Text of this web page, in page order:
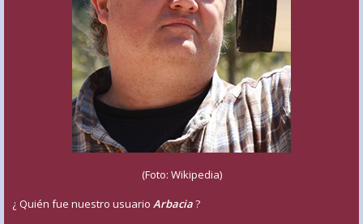
(Foto: Wikipedia)
¿ Quién fue nuestro usuario Arbacia?